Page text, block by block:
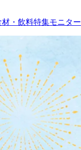
材・飲料特集モニター